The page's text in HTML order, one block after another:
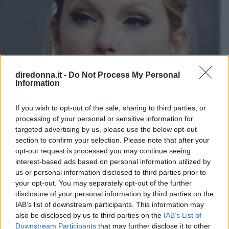
diredonna.it - Do Not Process My Personal
Information
If you wish to opt-out of the sale, sharing to third parties, or
processing of your personal or sensitive information for
targeted advertising by us, please use the below opt-out
section to confirm your selection. Please note that after your
opt-out request is processed you may continue seeing
interest-based ads based on personal information utilized by
us or personal information disclosed to third parties prior to
your opt-out. You may separately opt-out of the further
disclosure of your personal information by third parties on the
IAB’s list of downstream participants. This information may
also be disclosed by us to third parties on the IAB’s List of
Downstream Participants that may further disclose it to other
SPETTACOLO
Taylor Swift: la nuova canzone
dedicata alla madre malata
L'artista, la cui madre Andrea ha un tumore al cervello, sta
trascorrendo la quarantena insieme al fidanzato, l'attore